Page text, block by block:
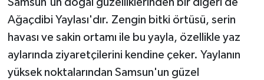
Samsun'un doğal güzelliklerinden bir diğeri de
Ağaçdibi Yaylası'dır. Zengin bitki örtüsü, serin
havası ve sakin ortamı ile bu yayla, özellikle yaz
aylarında ziyaretçilerini kendine çeker. Yaylanın
yüksek noktalarından Samsun'un güzel